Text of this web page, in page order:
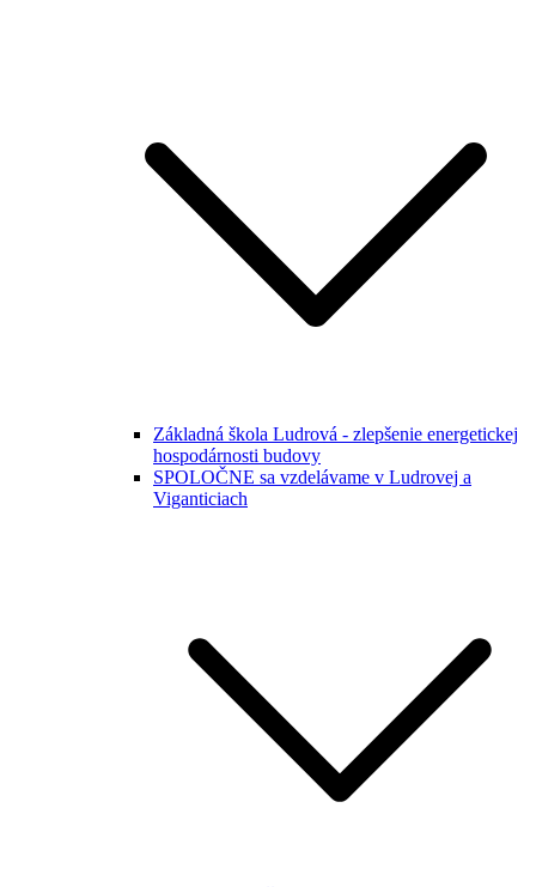
Základná škola Ludrová - zlepšenie energetickej
hospodárnosti budovy
SPOLOČNE sa vzdelávame v Ludrovej a
Viganticiach